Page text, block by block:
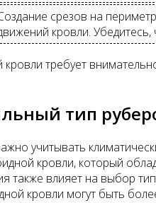
срезов на
кровли.
требует
тип
учитывать
кровли, который
также влияет на выбор
кровли могут быть